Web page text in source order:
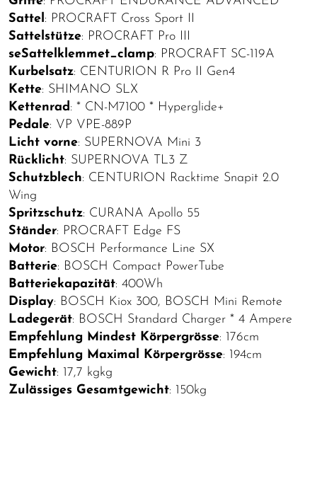
Sattel : PROCRAFT Cross Sport II
Sattelstütze: PROCRAFT Pro III
seSattelklemmet_clamp: PROCRAFT SC-119A
Kurbelsatz: CENTURION R Pro II Gen4
Kette: SHIMANO SLX
Kettenrad : * CN-M7100 * Hyperglide+
Pedale: VP VPE-889P
Licht vorne: SUPERNOVA Mini 3
Rücklicht: SUPERNOVA TL3 Z
Schutzblech: CENTURION Racktime Snapit 2.0
Wing
Spritzschutz: CURANA Apollo 55
Ständer: PROCRAFT Edge FS
Motor: BOSCH Performance Line SX
Batterie: BOSCH Compact PowerTube
Batteriekapazität: 400Wh
Display: BOSCH Kiox 300, BOSCH Mini Remote
Ladegerät: BOSCH Standard Charger * 4 Ampere
Empfehlung Mindest Körpergrösse: 176cm
Empfehlung Maximal Körpergrösse: 194cm
Gewicht: 17,7 kgkg
Zulässiges Gesamtgewicht: 150kg